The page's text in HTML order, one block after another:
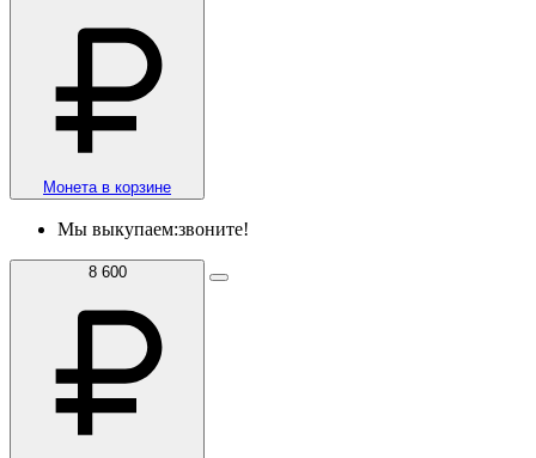
Монета в корзине
Мы выкупаем:звоните!
8 600